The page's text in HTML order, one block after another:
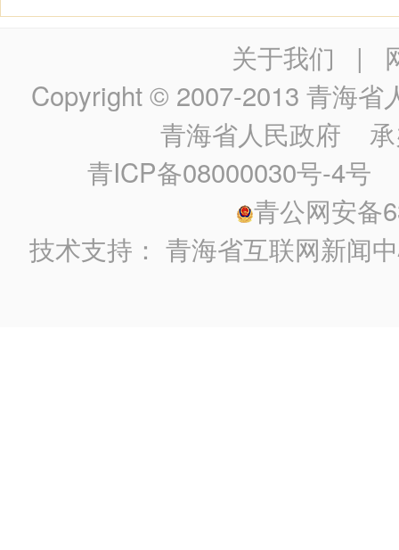
关于我们 |
Copyright © 2007-2013 青海省
青海省人民政府 承
青ICP备08000030号-4号
青公网安备
技术支持：青海省互联网新闻